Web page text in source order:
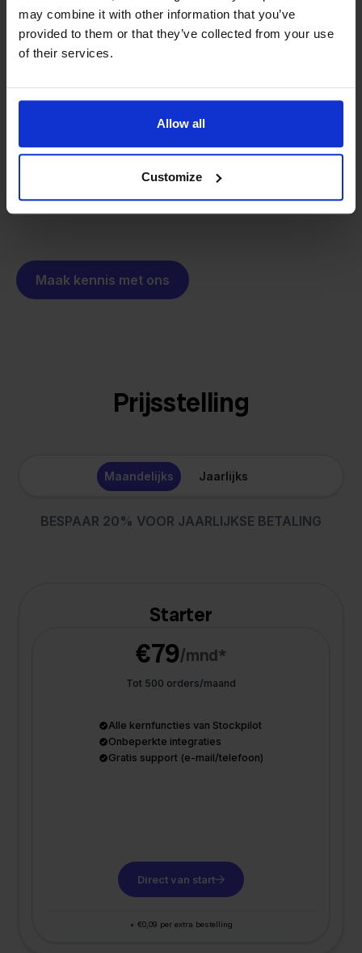
may combine it with other information that you’ve
provided to them or that they’ve collected from your use
of their services.
Allow all
Customize
investeerders of externe druk.
Van retailer naar
uitgegroeid tot een platform voor online verkopers in
heel Europa. De missie is hetzelfde gebleven:
multichannel verkopen eenvoudig maken.
Maak kennis met ons
Prijsstelling
Maandelijks Jaarlijks
BESPAAR 20% VOOR JAARLIJKSE BETALING
Starter
€79/mnd*
Tot 500 orders/maand
Alle kernfuncties van Stockpilot
Onbeperkte integraties
Gratis support (e-mail/telefoon)
Direct van start
+ €0,09 per extra bestelling